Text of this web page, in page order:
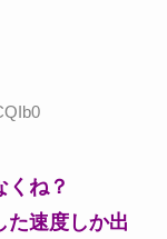
くね？
た速度しか出